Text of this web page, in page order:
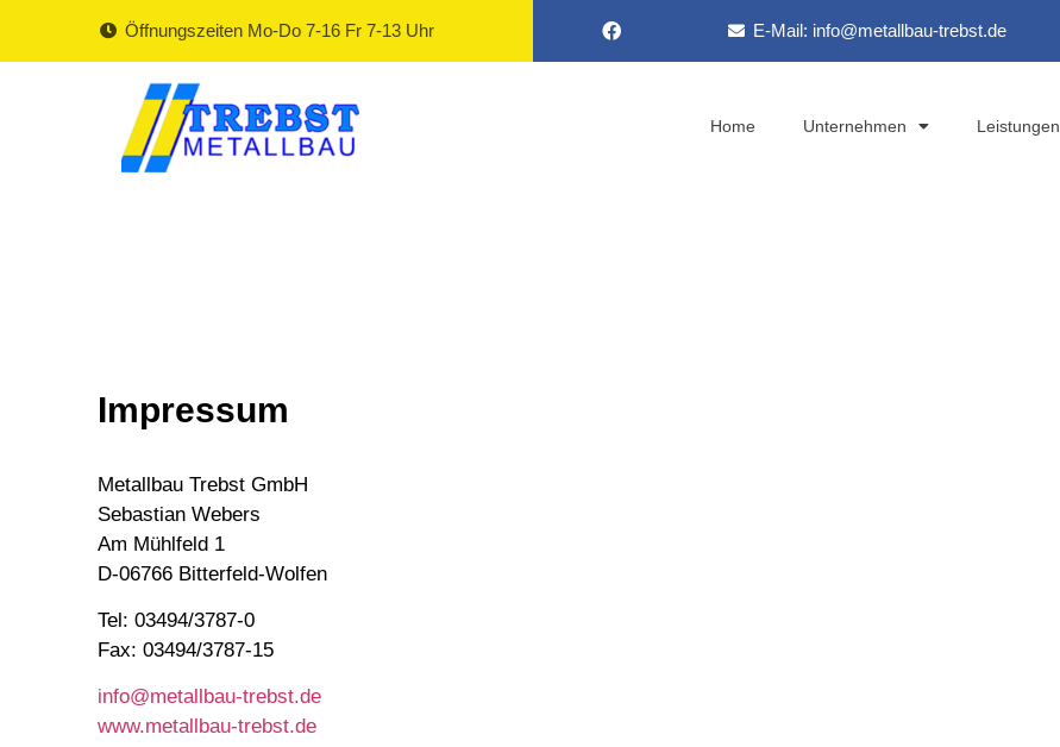
Öffnungszeiten Mo-Do 7-16 Fr 7-13 Uhr E-Mail: info@metallbau-trebst.de
Home Unternehmen Leistungen
Impressum
Metallbau Trebst GmbH
Sebastian Webers
Am Mühlfeld 1
D-06766 Bitterfeld-Wolfen
Tel: 03494/3787-0
Fax: 03494/3787-15
info@metallbau-trebst.de
www.metallbau-trebst.de